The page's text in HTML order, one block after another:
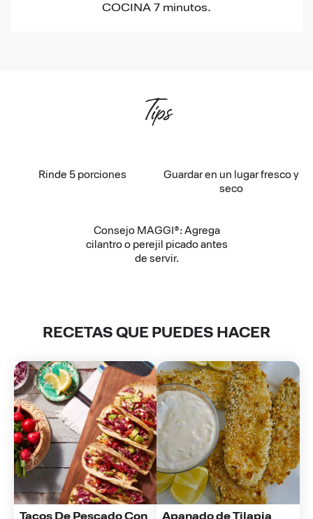
COCINA 7 minutos.
Tips
Rinde 5 porciones
Guardar en un lugar fresco y
seco
Consejo MAGGI®: Agrega
cilantro o perejil picado antes
de servir.
RECETAS QUE PUEDES HACER
Tacos De Pescado Con Apanado de Tilapia